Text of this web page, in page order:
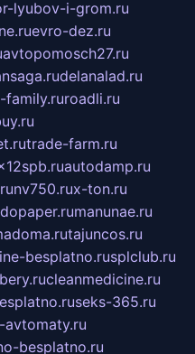
lyubov-i-grom.ru
evro-dez.ru
avtopomosch27.ru
delanalad.ru
family.ruroadli.ru
trade-farm.ru
autodamp.ru
nv750.rux-ton.ru
manunae.ru
tajuncos.ru
besplatno.rusplclub.ru
cleanmedicine.ru
seks-365.ru
besplatno.ru